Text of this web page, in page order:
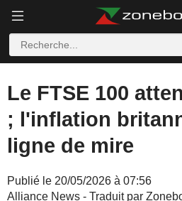
Le FTSE 100
; l'inflation
ligne de mire
Publié le 20/05/2026 à 07:56
Alliance News - Traduit par